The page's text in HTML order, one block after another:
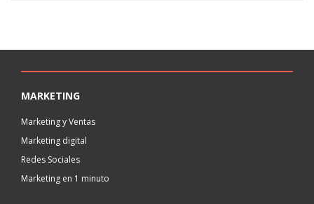
MARKETING
Marketing y Ventas
Marketing digital
Redes Sociales
Marketing en 1 minuto